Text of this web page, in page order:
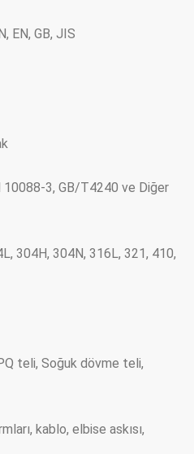
EN, GB, JIS
10088-3, GB/T4240 ve Diğer
304H, 304N, 316L, 321, 410,
teli, Soğuk dövme teli,
kablo, elbise askısı,